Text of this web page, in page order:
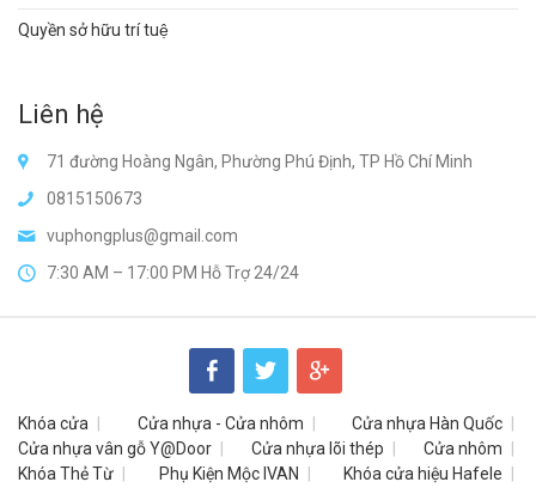
Quyền sở hữu trí tuệ
Liên hệ
71 đường Hoàng Ngân, Phường Phú Định, TP Hồ Chí Minh
0815150673
vuphongplus@gmail.com
7:30 AM – 17:00 PM Hỗ Trợ 24/24
Khóa cửa Cửa nhựa - Cửa nhôm
Cửa nhựa Hàn Quốc
Cửa nhựa vân gỗ Y@Door
Cửa nhựa lõi thép
Cửa nhôm
Khóa Thẻ Từ
Phụ Kiện Mộc IVAN Khóa cửa hiệu Hafele